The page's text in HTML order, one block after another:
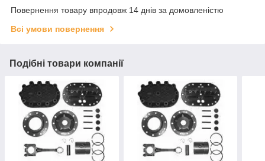
Повернення товару впродовж 14 днів за домовленістю
Всі умови повернення
Подібні товари компанії